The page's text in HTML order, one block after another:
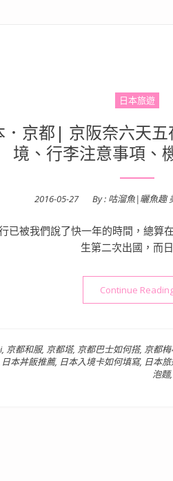
日本旅遊
．京都| 京阪奈六天
境、行李注意事項、
Posted
2016-05-27 By : 咕溜魚|曬魚趣
已被我們說了快一年的時間，總算
生第二次出國，而
Continue
, 京都和服, 京都塔, 京都巴士如何搭, 京都
日本丼飯推薦, 日本入境卡如何填寫, 日本
泡麵,